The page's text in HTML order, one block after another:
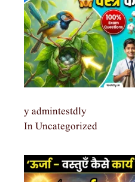
y admintestdly
In Uncategorized